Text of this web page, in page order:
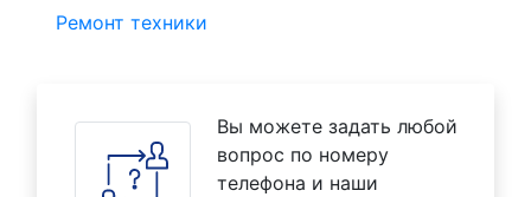
Ремонт техники
Вы можете задать любой
вопрос по номеру
телефона и наши